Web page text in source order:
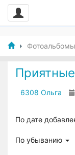
Фотоальбомы
6308 Ольга
По дате
По убыванию